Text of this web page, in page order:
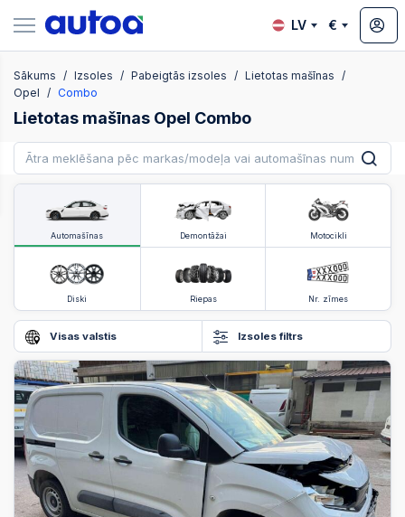
LV €
Sākums Izsoles Pabeigtās izsoles
Lietotas mašīnas
Opel
Combo
Lietotas mašīnas Opel Combo
Automašīnas Demontāžai Motocikli
Diski Riepas Nr. zīmes
Visas valstis Izsoles filtrs